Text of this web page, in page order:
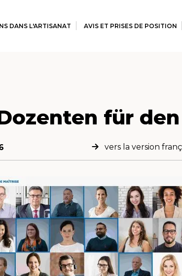
DANS L'ARTISANAT AVIS ET PRISES DE POSITION
für
vers la version